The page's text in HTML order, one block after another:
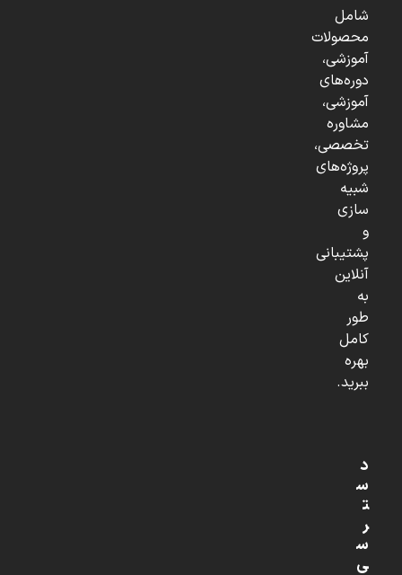
شامل
محصولات
آموزشی،
دوره‌های
آموزشی،
مشاوره
تخصصی،
پروژه‌های
شبیه
سازی
و
پشتیبانی
آنلاین
به
طور
کامل
بهره
ببرید.
د
س
ت
ر
س
ی